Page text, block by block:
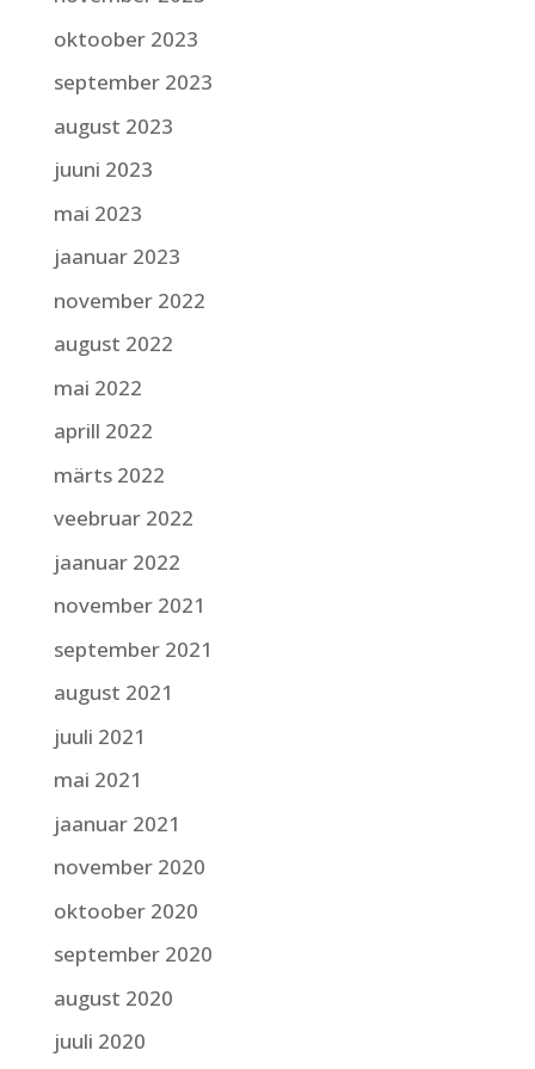
oktoober 2023
september 2023
august 2023
juuni 2023
mai 2023
jaanuar 2023
november 2022
august 2022
mai 2022
aprill 2022
märts 2022
veebruar 2022
jaanuar 2022
november 2021
september 2021
august 2021
juuli 2021
mai 2021
jaanuar 2021
november 2020
oktoober 2020
september 2020
august 2020
juuli 2020